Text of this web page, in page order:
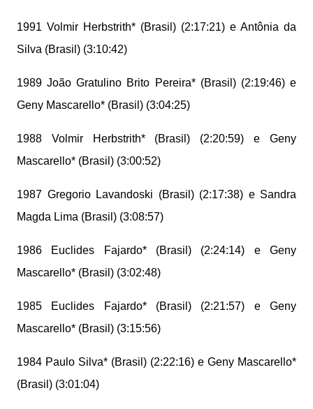
1991 Volmir Herbstrith* (Brasil) (2:17:21) e Antônia da
Silva (Brasil) (3:10:42)
1989 João Gratulino Brito Pereira* (Brasil) (2:19:46) e
Geny Mascarello* (Brasil) (3:04:25)
1988 Volmir Herbstrith* (Brasil) (2:20:59) e Geny
Mascarello* (Brasil) (3:00:52)
1987 Gregorio Lavandoski (Brasil) (2:17:38) e Sandra
Magda Lima (Brasil) (3:08:57)
1986 Euclides Fajardo* (Brasil) (2:24:14) e Geny
Mascarello* (Brasil) (3:02:48)
1985 Euclides Fajardo* (Brasil) (2:21:57) e Geny
Mascarello* (Brasil) (3:15:56)
1984 Paulo Silva* (Brasil) (2:22:16) e Geny Mascarello*
(Brasil) (3:01:04)